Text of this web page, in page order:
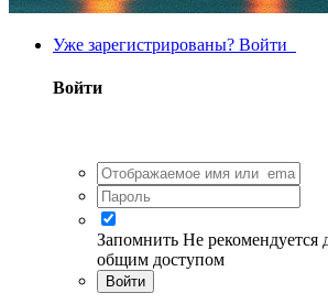
Уже зарегистрированы? Войти
Войти
Запомнить Не рекомендуется
общим доступом
Войти